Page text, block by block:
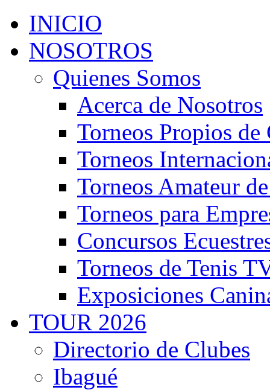
INICIO
NOSOTROS
Quienes Somos
Acerca de Nosotros
Torneos Propios
Torneos
Torneos Amateur
Torneos para
Concursos
Torneos de Tenis
Exposiciones
TOUR 2026
Directorio de Clubes
Ibagué